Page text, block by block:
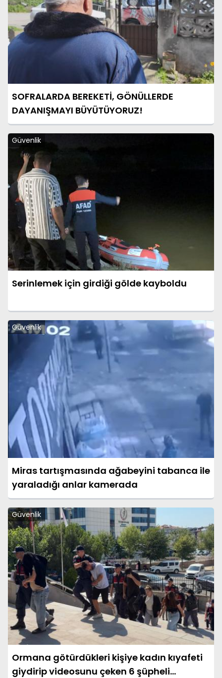
SOFRALARDA BEREKETİ, GÖNÜLLERDE
DAYANIŞMAYI BÜYÜTÜYORUZ!
Güvenlik
Serinlemek için girdiği gölde kayboldu
Güvenlik
Miras tartışmasında ağabeyini tabanca ile
yaraladığı anlar kamerada
Güvenlik
Ormana götürdükleri kişiye kadın kıyafeti
giydirip videosunu çeken 6 şüpheli